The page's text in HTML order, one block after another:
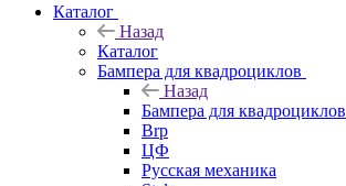
Каталог
Назад
Каталог
Бампера для квадроциклов
Назад
Бампера для квадроциклов
Brp
ЦФ
Русская механика